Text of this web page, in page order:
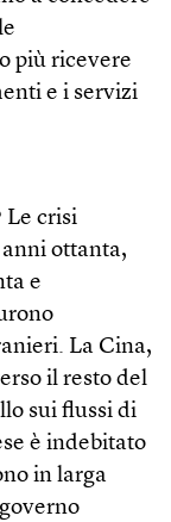
più ricevere
e i servizi
Le crisi
ottanta,
e
La Cina,
il resto del
sui flussi di
è indebitato
in larga